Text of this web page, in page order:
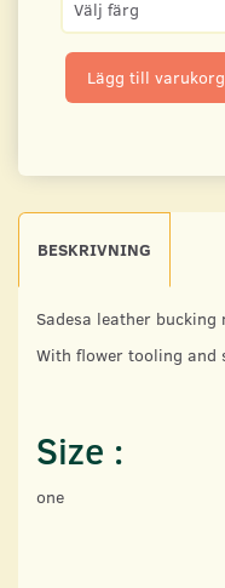
Lägg till
BESKRIVNING
Sadesa leather bucking
With flower tooling and
Size :
one